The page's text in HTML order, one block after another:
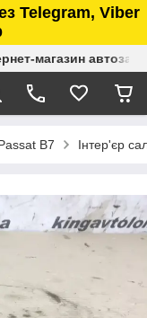
Telegram, Viber
магазин
B7 Інтер'єр